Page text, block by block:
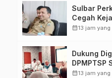
Sulbar
Cegah
calendar_month13 jam yang
Dukung
DPMPTSP
Aplikasi
calendar_month13 jam yang